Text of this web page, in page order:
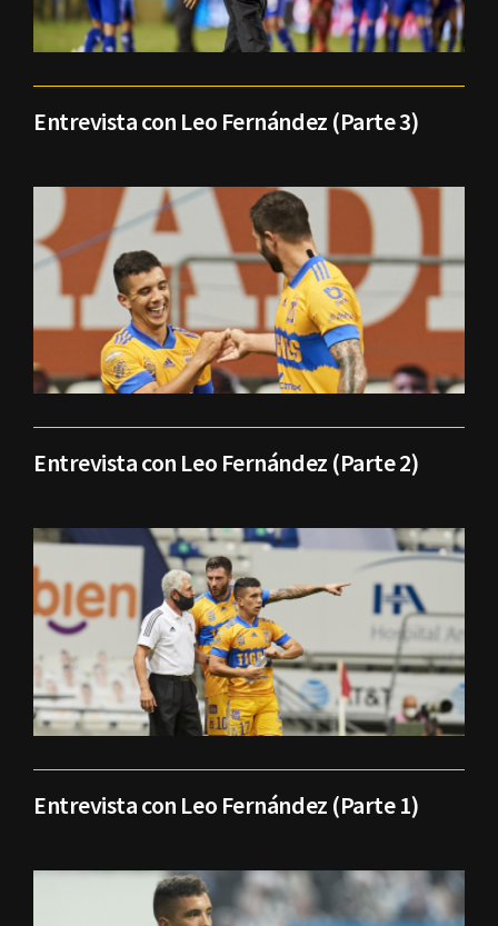
Entrevista con Leo Fernández (Parte 3)
Entrevista con Leo Fernández (Parte 2)
Entrevista con Leo Fernández (Parte 1)